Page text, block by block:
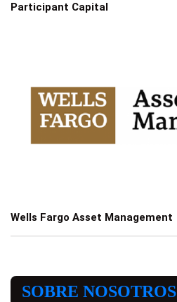
Participant Capital
Wells Fargo Asset Management
SOBRE NOSOTROS